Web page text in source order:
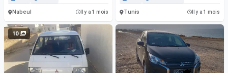
Nabeul Il y a 1 mois Tunis Il y a 1 mois
10